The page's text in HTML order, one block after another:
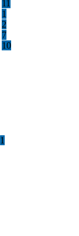
11
1
2
7
10
1